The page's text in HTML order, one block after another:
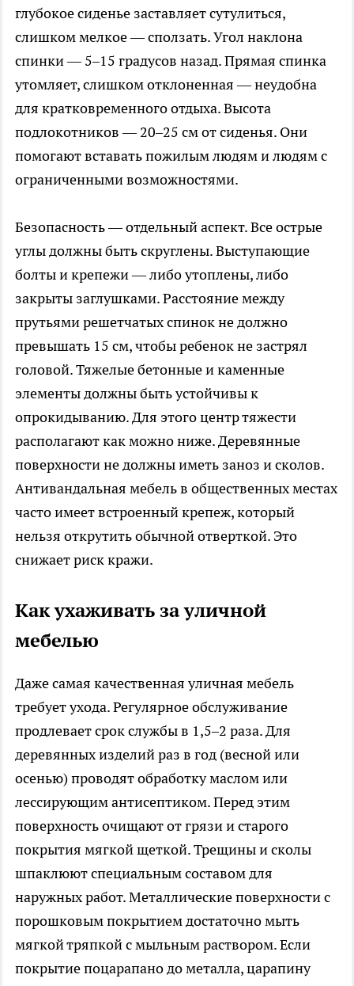
глубокое сиденье заставляет сутулиться,
слишком мелкое — сползать. Угол наклона
спинки — 5–15 градусов назад. Прямая спинка
утомляет, слишком отклоненная — неудобна
для кратковременного отдыха. Высота
подлокотников — 20–25 см от сиденья. Они
помогают вставать пожилым людям и людям с
ограниченными возможностями.
Безопасность — отдельный аспект. Все острые
углы должны быть скруглены. Выступающие
болты и крепежи — либо утоплены, либо
закрыты заглушками. Расстояние между
прутьями решетчатых спинок не должно
превышать 15 см, чтобы ребенок не застрял
головой. Тяжелые бетонные и каменные
элементы должны быть устойчивы к
опрокидыванию. Для этого центр тяжести
располагают как можно ниже. Деревянные
поверхности не должны иметь заноз и сколов.
Антивандальная мебель в общественных местах
часто имеет встроенный крепеж, который
нельзя открутить обычной отверткой. Это
снижает риск кражи.
Как ухаживать за уличной
мебелью
Даже самая качественная уличная мебель
требует ухода. Регулярное обслуживание
продлевает срок службы в 1,5–2 раза. Для
деревянных изделий раз в год (весной или
осенью) проводят обработку маслом или
лессирующим антисептиком. Перед этим
поверхность очищают от грязи и старого
покрытия мягкой щеткой. Трещины и сколы
шпаклюют специальным составом для
наружных работ. Металлические поверхности с
порошковым покрытием достаточно мыть
мягкой тряпкой с мыльным раствором. Если
покрытие поцарапано до металла, царапину